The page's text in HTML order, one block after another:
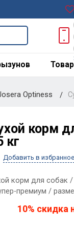
Optiness
корм
кг
Добавить в избранное
корм для собак
премиум /
10% скидка